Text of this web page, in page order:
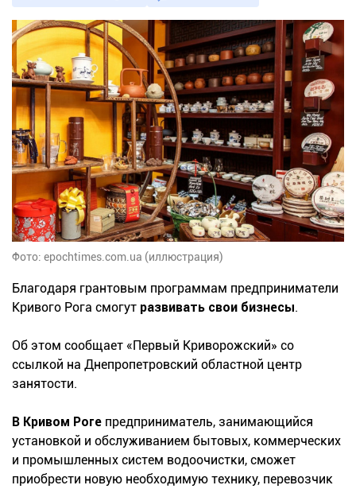
Фото: epochtimes.com.ua (иллюстрация)
Благодаря грантовым программам предприниматели
Кривого Рога смогут развивать свои бизнесы.
Об этом сообщает «Первый Криворожский» со
ссылкой на Днепропетровский областной центр
занятости.
В Кривом Роге предприниматель, занимающийся
установкой и обслуживанием бытовых, коммерческих
и промышленных систем водоочистки, сможет
приобрести новую необходимую технику, перевозчик